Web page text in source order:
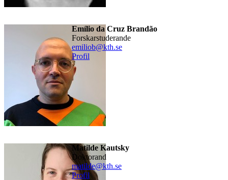
Emílio da Cruz Brandão
forskarstuderande
emiliob@kth.se
Profil
Matilde Kautsky
doktorand
matilde@kth.se
Profil